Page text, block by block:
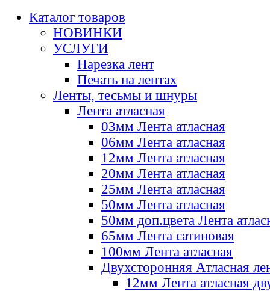
Каталог товаров
НОВИНКИ
УСЛУГИ
Нарезка лент
Печать на лентах
Ленты, тесьмы и шнуры
Лента атласная
03мм Лента атласная
06мм Лента атласная
12мм Лента атласная
20мм Лента атласная
25мм Лента атласная
50мм Лента атласная
50мм доп.цвета Лента
65мм Лента сатиновая
100мм Лента атласная
Двухсторонняя Атласная
12мм Лента атласная